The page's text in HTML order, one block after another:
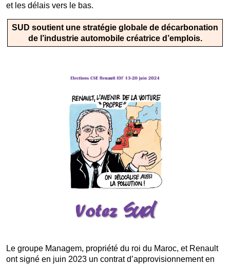
et les délais vers le bas.
SUD soutient une stratégie globale de décarbonation
de l’industrie automobile créatrice d’emplois.
Le groupe Managem, propriété du roi du Maroc, et Renault
ont signé en juin 2023 un contrat d’approvisionnement en